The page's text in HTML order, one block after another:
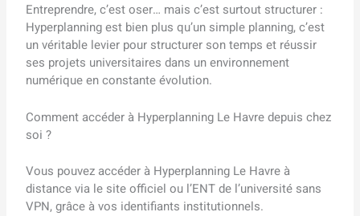
Entreprendre, c’est oser… mais c’est surtout structurer :
Hyperplanning est bien plus qu’un simple planning, c’est
un véritable levier pour structurer son temps et réussir
ses projets universitaires dans un environnement
numérique en constante évolution.
Comment accéder à Hyperplanning Le Havre depuis chez
soi ?
Vous pouvez accéder à Hyperplanning Le Havre à
distance via le site officiel ou l’ENT de l’université sans
VPN, grâce à vos identifiants institutionnels.